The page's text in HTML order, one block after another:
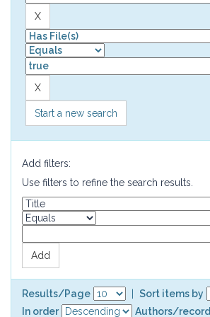
Start a new search
Add filters:
Use filters to refine the search results.
Results/Page
Sort items by
In order
Authors/record